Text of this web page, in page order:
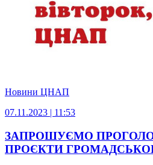
Новини ЦНАП
07.11.2023 | 11:53
ЗАПРОШУЄМО
ПРОЄКТИ